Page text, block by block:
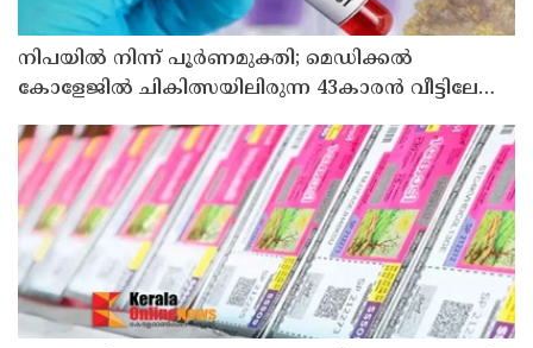
നിപയിൽ നിന്ന് പൂർണമുക്തി; മെഡിക്കൽ
കോളേജിൽ ചികിത്സയിലിരുന്ന 43കാരൻ വീട്ടിലേക്ക്